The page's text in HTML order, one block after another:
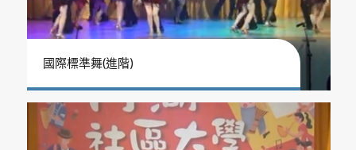
國際標準舞(進階)